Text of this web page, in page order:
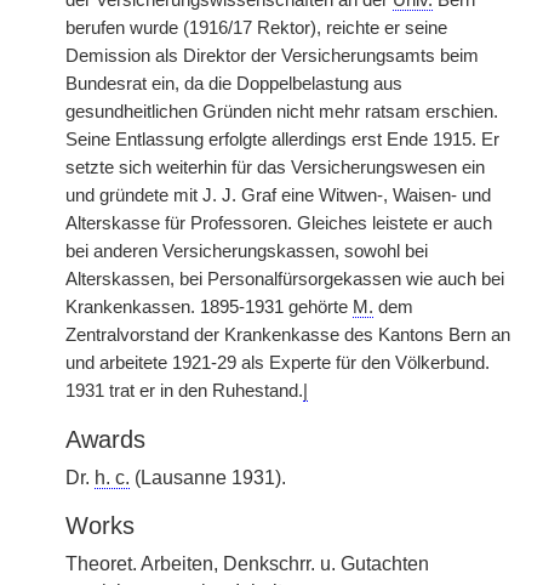
berufen wurde (1916/17 Rektor), reichte er seine
Demission als Direktor der Versicherungsamts beim
Bundesrat ein, da die Doppelbelastung aus
gesundheitlichen Gründen nicht mehr ratsam erschien.
Seine Entlassung erfolgte allerdings erst Ende 1915. Er
setzte sich weiterhin für das Versicherungswesen ein
und gründete mit J. J. Graf eine Witwen-, Waisen- und
Alterskasse für Professoren. Gleiches leistete er auch
bei anderen Versicherungskassen, sowohl bei
Alterskassen, bei Personalfürsorgekassen wie auch bei
Krankenkassen. 1895-1931 gehörte M. dem
Zentralvorstand der Krankenkasse des Kantons Bern an
und arbeitete 1921-29 als Experte für den Völkerbund.
1931 trat er in den Ruhestand.
Awards
Dr. h. c. (Lausanne 1931).
Works
Theoret. Arbeiten, Denkschrr. u. Gutachten